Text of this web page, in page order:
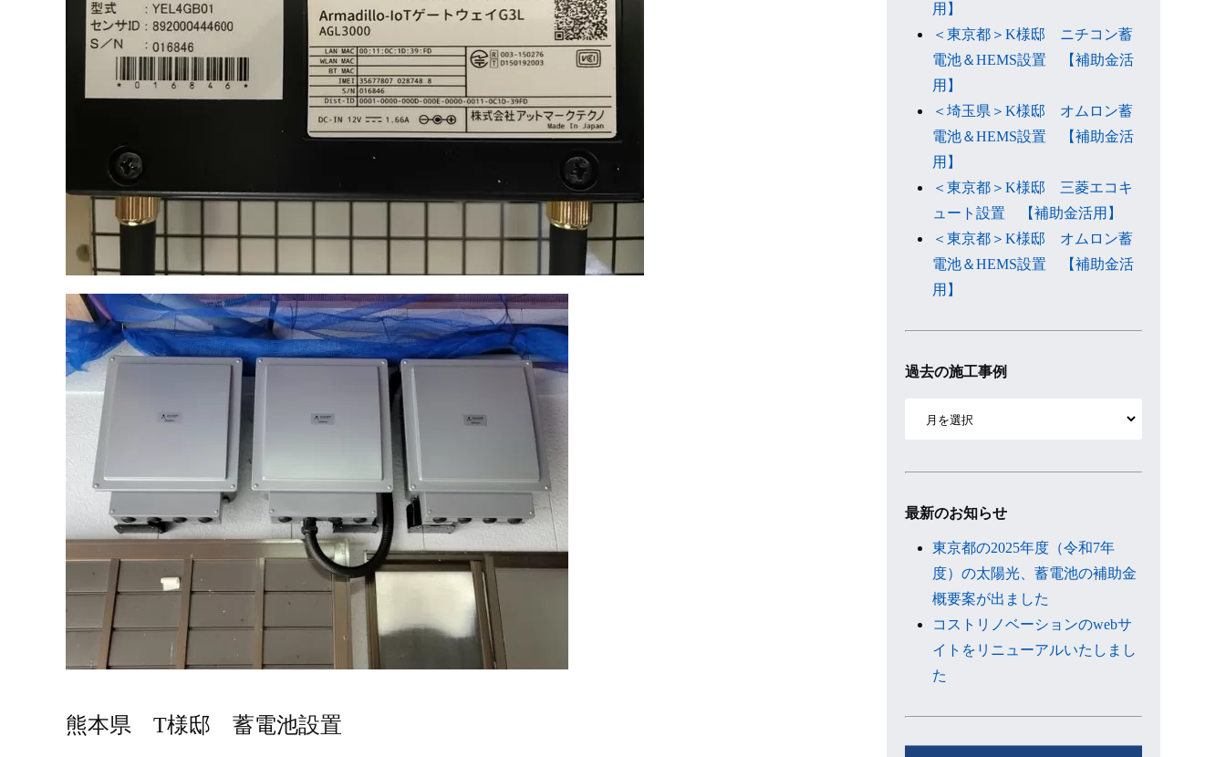
熊本県 T様邸 蓄電池設置
用】
＜東京都＞K様邸 ニチコン蓄
電池＆HEMS設置 【補助金活
用】
＜埼玉県＞K様邸 オムロン蓄
電池＆HEMS設置 【補助金活
用】
＜東京都＞K様邸 三菱エコキ
ュート設置 【補助金活用】
＜東京都＞K様邸 オムロン蓄
電池＆HEMS設置 【補助金活
用】
過去の施工事例
ブ
最新のお知らせ
東京都の2025年度（令和7年
度）の太陽光、蓄電池の補助金
概要案が出ました
コストリノベーションのwebサ
イトをリニューアルいたしまし
た